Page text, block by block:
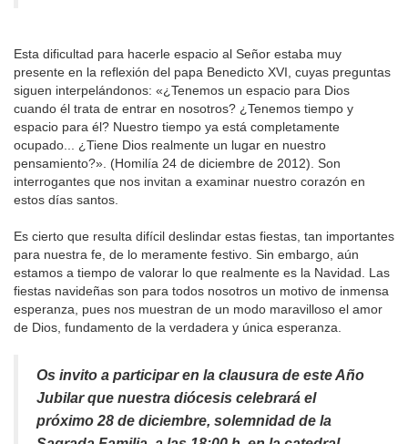
Esta dificultad para hacerle espacio al Señor estaba muy
presente en la reflexión del papa Benedicto XVI, cuyas preguntas
siguen interpelándonos: «¿Tenemos un espacio para Dios
cuando él trata de entrar en nosotros? ¿Tenemos tiempo y
espacio para él? Nuestro tiempo ya está completamente
ocupado... ¿Tiene Dios realmente un lugar en nuestro
pensamiento?». (Homilía 24 de diciembre de 2012). Son
interrogantes que nos invitan a examinar nuestro corazón en
estos días santos.
Es cierto que resulta difícil deslindar estas fiestas, tan importantes
para nuestra fe, de lo meramente festivo. Sin embargo, aún
estamos a tiempo de valorar lo que realmente es la Navidad. Las
fiestas navideñas son para todos nosotros un motivo de inmensa
esperanza, pues nos muestran de un modo maravilloso el amor
de Dios, fundamento de la verdadera y única esperanza.
Os invito a participar en la clausura de este Año
Jubilar que nuestra diócesis celebrará el
próximo 28 de diciembre, solemnidad de la